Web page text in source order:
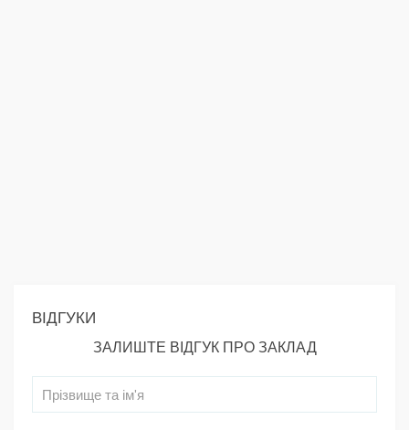
ВІДГУКИ
ЗАЛИШТЕ ВІДГУК ПРО ЗАКЛАД